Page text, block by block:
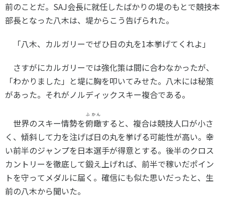
前のことだ。 SAJ会長に就任したばかりの堤のもとで競技本
部長となった八木は、堤からこう告げられた。
「八木、カルガリーでぜひ日の丸を1本挙げてくれよ」
さすがにカルガリーでは強化策は間に合わなかったが、
「わかりました」と堤に胸を叩いてみせた。八木には秘策
があった。それがノルディックスキー複合である。
世界のスキー情勢を俯瞰
ふかん
すると、複合は競技人口が小さ
く、傾斜して力を注げば日の丸を挙げる可能性が高い。幸
い前半のジャンプを日本選手が得意とする。後半のクロス
カントリーを徹底して鍛え上げれば、前半で稼いだポイン
トを守ってメダルに届く。確信にも似た思いだったと、生
前の八木から聞いた。